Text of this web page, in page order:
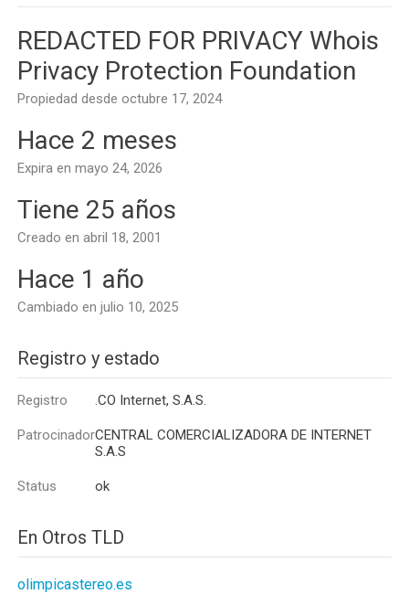
REDACTED FOR PRIVACY Whois
Privacy Protection Foundation
Propiedad desde octubre 17, 2024
Hace 2 meses
Expira en mayo 24, 2026
Tiene 25 años
Creado en abril 18, 2001
Hace 1 año
Cambiado en julio 10, 2025
Registro y estado
Registro .CO Internet, S.A.S.
PatrocinadorCENTRAL COMERCIALIZADORA DE INTERNET
S.A.S
Status ok
En Otros TLD
olimpicastereo.es